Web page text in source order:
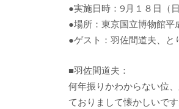
●実施日時：9月１８日（
●場所：東京国立博物館平
●ゲスト：羽佐間道夫、と
■羽佐間道夫：
何年振りかわからない位
ておりまして懐かしいで